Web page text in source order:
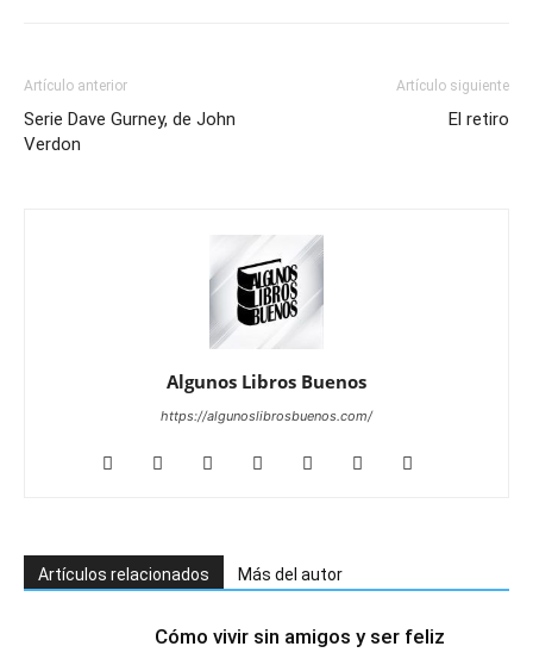
Artículo anterior
Serie Dave Gurney, de John
Verdon
Artículo siguiente
El retiro
Algunos Libros Buenos
https://algunoslibrosbuenos.com/
Artículos relacionados Más del autor
Cómo vivir sin amigos y ser feliz